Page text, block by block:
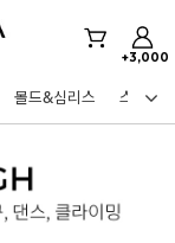
+3,000
몰드&심리스 스포츠